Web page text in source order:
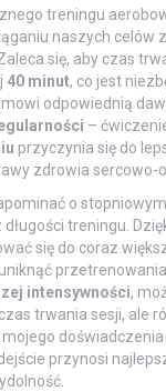
treningu
naszych celów
się, aby czas
40 minut, co jest
odpowiednią
–
przyczynia się do
zdrowia sercowo-
o
treningu.
się do coraz
intensywności,
trwania sesji, ale
przynosi